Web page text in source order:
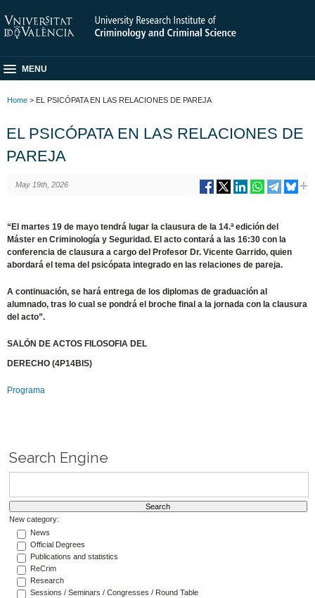
MENU
Home > EL PSICÓPATA EN LAS RELACIONES DE PAREJA
EL PSICÓPATA EN LAS RELACIONES DE
PAREJA
May 19th, 2026
“El martes 19 de mayo tendrá lugar la clausura de la 14.ª edición del
Máster en Criminología y Seguridad. El acto contará a las 16:30 con la
conferencia de clausura a cargo del Profesor Dr. Vicente Garrido, quien
abordará el tema del psicópata integrado en las relaciones de pareja.
A continuación, se hará entrega de los diplomas de graduación al
alumnado, tras lo cual se pondrá el broche final a la jornada con la clausura
del acto”.
SALÓN DE ACTOS FILOSOFIA DEL
DERECHO (4P14BIS)
Programa
Search Engine
New category:
News
Official Degrees
Publications and statistics
ReCrim
Research
Sessions / Seminars / Congresses / Round Table